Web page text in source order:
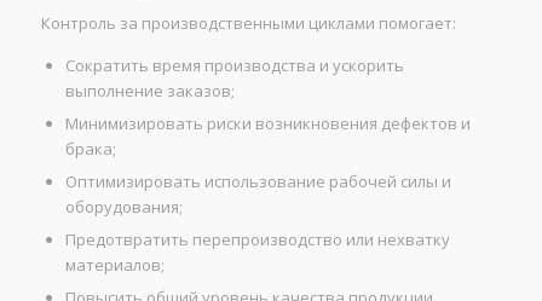
Контроль за производственными циклами помогает:
Сократить время производства и ускорить
выполнение заказов;
Минимизировать риски возникновения дефектов и
брака;
Оптимизировать использование рабочей силы и
оборудования;
Предотвратить перепроизводство или нехватку
материалов;